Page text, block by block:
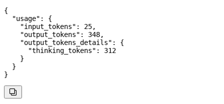
{
  "usage"
: {
    "input_tokens"
: 25,
    "output_tokens"
: 348,
    "output_tokens_details"
: {
      "thinking_tokens"
: 312
    }
  }
}
